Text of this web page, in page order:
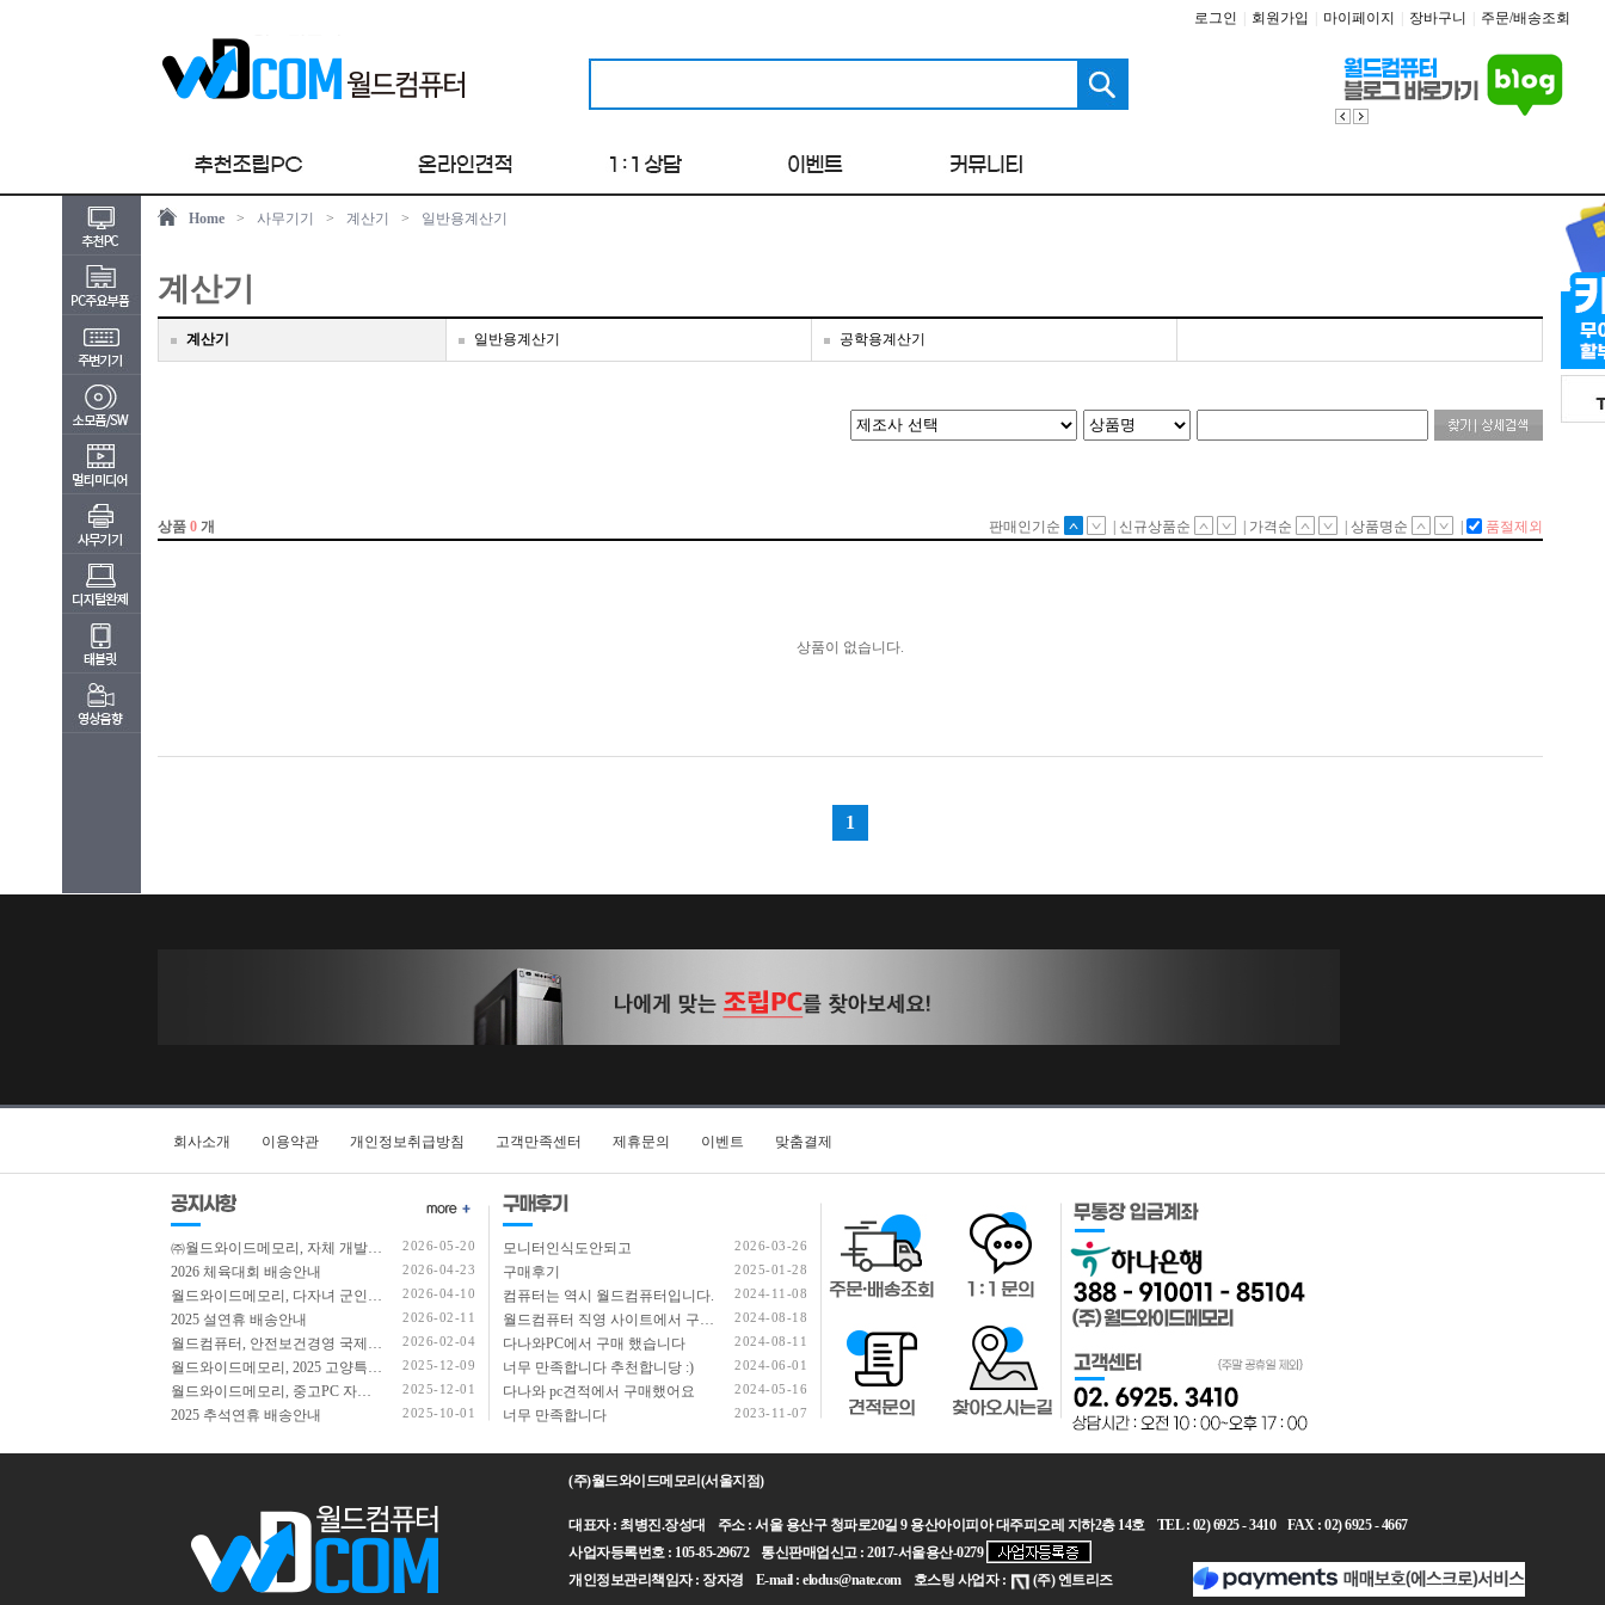
로그인 회원가입 마이페이지 장바구니 주문/배송조회
Home > 사무기기 > 계산기 > 일반용계산기
계산기
계산기 일반용계산기 공학용계산기
회사소개 이용약관 개인정보취급방침 고객만족센터 제휴문의 이벤트 맞춤결제
㈜월드와이드메모리, 자체 개발 ERP 3차 고도화…ITAD부터 AI 자산관리까지 통합 2026-05-20
2026 체육대회 배송안내 2026-04-23
월드와이드메모리, 다자녀 군인가정에 노트북 전달 2026-04-10
2025 설연휴 배송안내 2026-02-11
월드컴퓨터, 안전보건경영 국제표준 ‘ISO 45001’ 인증 획득 2026-02-04
월드와이드메모리, 2025 고양특례시 우수 중소기업 선정 2025-12-09
월드와이드메모리, 중고PC 자원 순환 ESG 경영 선도 2025-12-01
2025 추석연휴 배송안내 2025-10-01
모니터인식도안되고 2026-03-26
구매후기 2025-01-28
컴퓨터는 역시 월드컴퓨터입니다. 2024-11-08
월드컴퓨터 직영 사이트에서 구입했습니다. 2024-08-18
다나와PC에서 구매 했습니다 2024-08-11
너무 만족합니다 추천합니당 :) 2024-06-01
다나와 pc견적에서 구매했어요 2024-05-16
너무 만족합니다 2023-11-07
(주)월드와이드메모리(서울지점)
대표자 : 최병진.장성대 주소 : 서울 용산구 청파로20길 9 용산아이피아 대주피오레 지하2층 14호 TEL : 02) 6925 - 3410 FAX : 02) 6925 - 4667
사업자등록번호 : 105-85-29672 통신판매업신고 : 2017-서울용산-0279
개인정보관리책임자 : 장자경 E-mail : elodus@nate.com 호스팅 사업자 :
(주) 엔트리즈